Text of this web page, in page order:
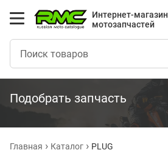
Интернет-магазин
мотозапчастей
Подобрать запчасть
Главная Каталог PLUG